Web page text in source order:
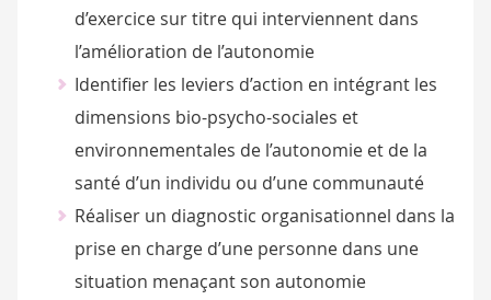
d’exercice sur titre qui interviennent dans
l’amélioration de l’autonomie
Identifier les leviers d’action en intégrant les
dimensions bio-psycho-sociales et
environnementales de l’autonomie et de la
santé d’un individu ou d’une communauté
Réaliser un diagnostic organisationnel dans la
prise en charge d’une personne dans une
situation menaçant son autonomie